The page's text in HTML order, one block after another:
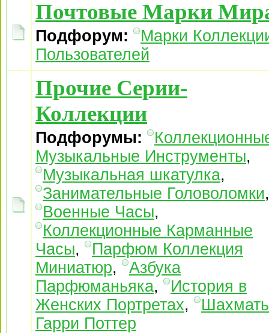
Почтовые Марки
Подфорум:
Марки
Пользователей
Прочие Серии-
Коллекции
Подфорумы:
Музыкальные Инструменты,
Музыкальная шкатулка,
Занимательные Головоломки,
Военные Часы,
Коллекционные Карманные
Часы,
Парфюм Коллекция
Миниатюр,
Азбука
Парфюманьяка,
История в
Женских Портретах,
Гарри Поттер